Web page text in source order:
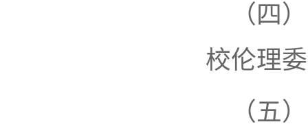
（四
校伦理
（五